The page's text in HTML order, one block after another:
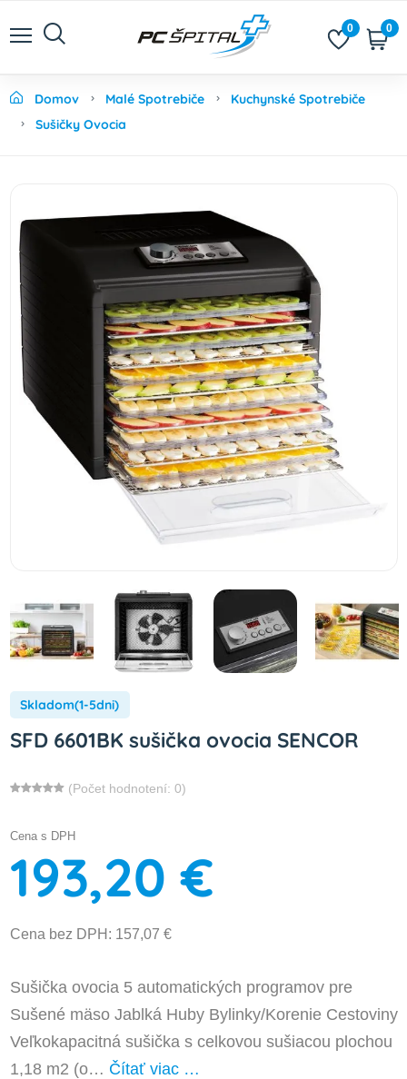
0 0
Domov Malé Spotrebiče
Kuchynské Spotrebiče
Sušičky Ovocia
Skladom(1-5dni)
SFD 6601BK sušička ovocia SENCOR
(Počet hodnotení: 0)
Cena s DPH
193,20 €
Cena bez DPH: 157,07 €
Sušička ovocia 5 automatických programov pre
Sušené mäso Jablká Huby Bylinky/Korenie Cestoviny
Veľkokapacitná sušička s celkovou sušiacou plochou
1,18 m2 (o… Čítať viac …